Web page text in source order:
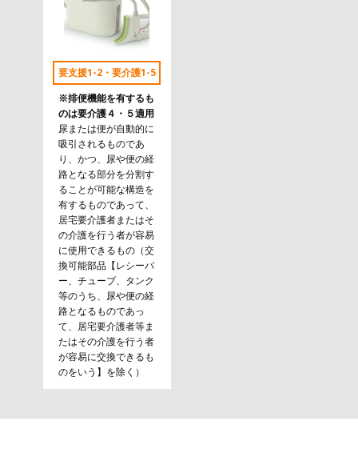
要支援1-2・要介護1-5
※排便機能を有するも
のは要介護４・５適用
尿または便が自動的に
吸引されるものであ
り、かつ、尿や便の経
路となる部分を分割す
ることが可能な構造を
有するものであって、
居宅要介護者またはそ
の介護を行う者が容易
に使用できるもの（交
換可能部品【レシーバ
ー、チューブ、タンク
等のうち、尿や便の経
路となるものであっ
て、居宅要介護者等ま
たはその介護を行う者
が容易に交換できるも
のをいう】を除く）